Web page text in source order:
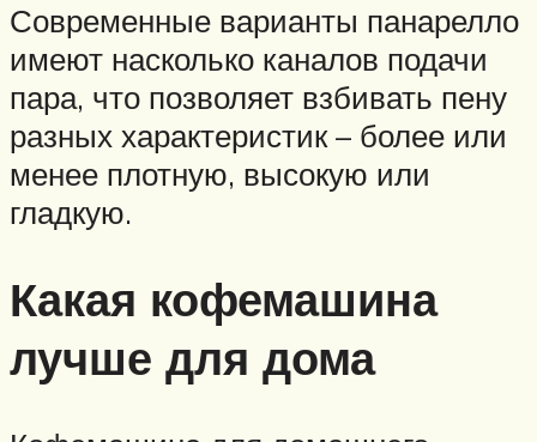
Современные варианты панарелло
имеют насколько каналов подачи
пара, что позволяет взбивать пену
разных характеристик – более или
менее плотную, высокую или
гладкую.
Какая кофемашина
лучше для дома